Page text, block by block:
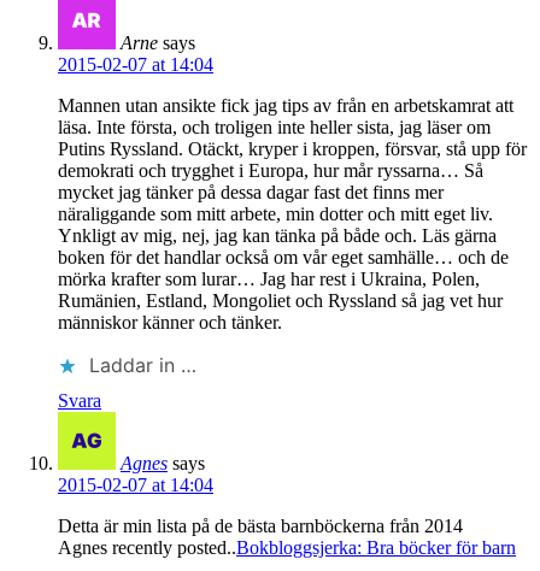
Arne says
2015-02-07 at 14:04
Mannen utan ansikte fick jag tips av från en arbetskamrat att
läsa. Inte första, och troligen inte heller sista, jag läser om
Putins Ryssland. Otäckt, kryper i kroppen, försvar, stå upp för
demokrati och trygghet i Europa, hur mår ryssarna… Så
mycket jag tänker på dessa dagar fast det finns mer
näraliggande som mitt arbete, min dotter och mitt eget liv.
Ynkligt av mig, nej, jag kan tänka på både och. Läs gärna
boken för det handlar också om vår eget samhälle… och de
mörka krafter som lurar… Jag har rest i Ukraina, Polen,
Rumänien, Estland, Mongoliet och Ryssland så jag vet hur
människor känner och tänker.
Laddar in …
Svara
Agnes says
2015-02-07 at 14:04
Detta är min lista på de bästa barnböckerna från 2014
Agnes recently posted..Bokbloggsjerka: Bra böcker för barn